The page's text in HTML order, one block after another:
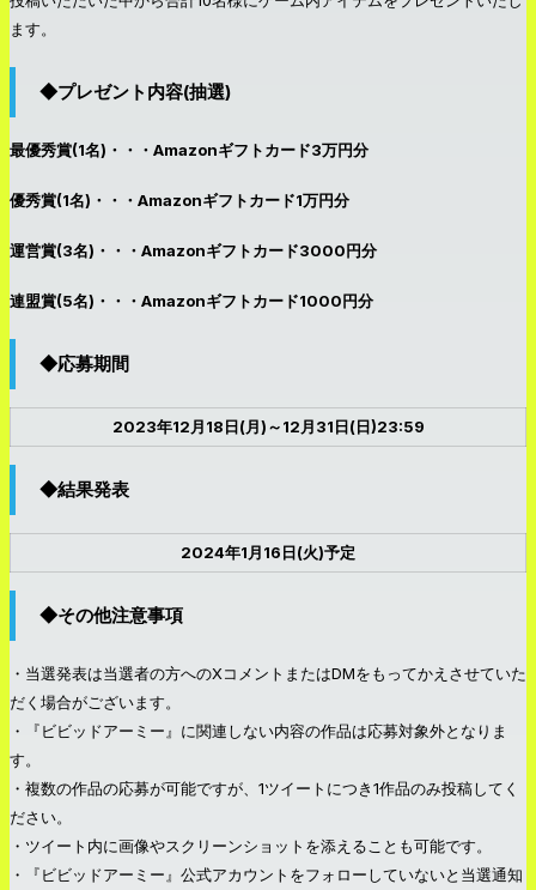
ます。
◆プレゼント内容(抽選)
最優秀賞(1名)・・・Amazonギフトカード3万円分
優秀賞(1名)・・・Amazonギフトカード1万円分
運営賞(3名)・・・Amazonギフトカード3000円分
連盟賞(5名)・・・Amazonギフトカード1000円分
◆応募期間
2023年12月18日(月)～12月31日(日)23:59
◆結果発表
2024年1月16日(火)予定
◆その他注意事項
・当選発表は当選者の方へのXコメントまたはDMをもってかえさせていた
だく場合がございます。
・『ビビッドアーミー』に関連しない内容の作品は応募対象外となりま
す。
・複数の作品の応募が可能ですが、1ツイートにつき1作品のみ投稿してく
ださい。
・ツイート内に画像やスクリーンショットを添えることも可能です。
・『ビビッドアーミー』公式アカウントをフォローしていないと当選通知